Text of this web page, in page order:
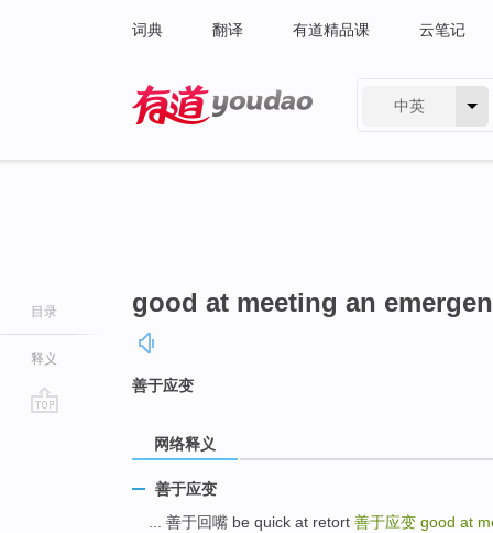
词典 翻译 有道精品课 云笔记
中英
目录
释义
good at meeting an
善于应变
网络释义
善于应变
... 善于回嘴 be quick at retort 善于应变 good at